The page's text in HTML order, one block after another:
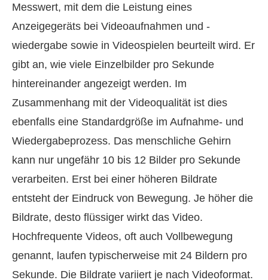
Messwert, mit dem die Leistung eines
Anzeigegeräts bei Videoaufnahmen und -
wiedergabe sowie in Videospielen beurteilt wird. Er
gibt an, wie viele Einzelbilder pro Sekunde
hintereinander angezeigt werden. Im
Zusammenhang mit der Videoqualität ist dies
ebenfalls eine Standardgröße im Aufnahme- und
Wiedergabeprozess. Das menschliche Gehirn
kann nur ungefähr 10 bis 12 Bilder pro Sekunde
verarbeiten. Erst bei einer höheren Bildrate
entsteht der Eindruck von Bewegung. Je höher die
Bildrate, desto flüssiger wirkt das Video.
Hochfrequente Videos, oft auch Vollbewegung
genannt, laufen typischerweise mit 24 Bildern pro
Sekunde. Die Bildrate variiert je nach Videoformat.